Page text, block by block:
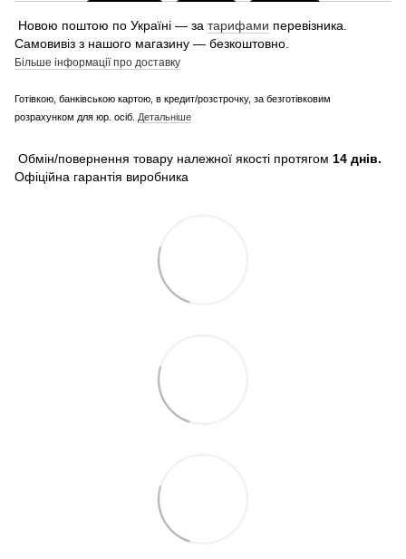
Новою поштою по Україні — за тарифами перевізника.
Самовивіз з нашого магазину — безкоштовно.
Більше інформації про доставку
Готівкою, банківською картою, в кредит/розстрочку, за безготівковим
розрахунком для юр. осіб. Детальніше
Обмін/повернення товару належної якості протягом 14 днів.
Офіційна гарантія виробника